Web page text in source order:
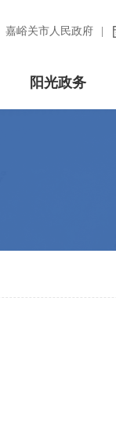
嘉峪关市人民政府
阳光政务